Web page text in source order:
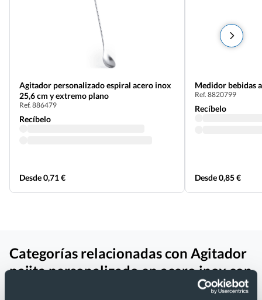
Agitador personalizado espiral acero inox
25,6 cm y extremo plano
Ref. 886479
Recíbelo
Desde 0,71 €
Medidor bebidas
Ref. 8820799
Recíbelo
Desde 0,85 €
Categorías relacionadas con Agitador
pajita personalizado en acero inox con